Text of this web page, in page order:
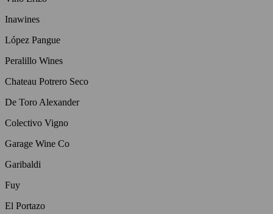
Inawines
López Pangue
Peralillo Wines
Chateau Potrero Seco
De Toro Alexander
Colectivo Vigno
Garage Wine Co
Garibaldi
Fuy
El Portazo